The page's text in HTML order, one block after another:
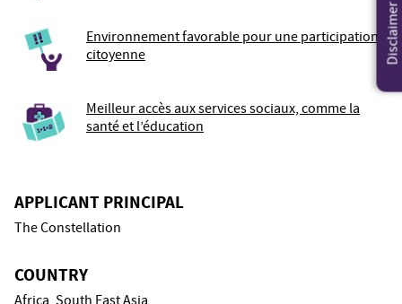
Environnement favorable pour une participation
citoyenne
Meilleur accès aux services sociaux, comme la
santé et l’éducation
APPLICANT PRINCIPAL
The Constellation
COUNTRY
Africa, South East Asia
Disclaimer